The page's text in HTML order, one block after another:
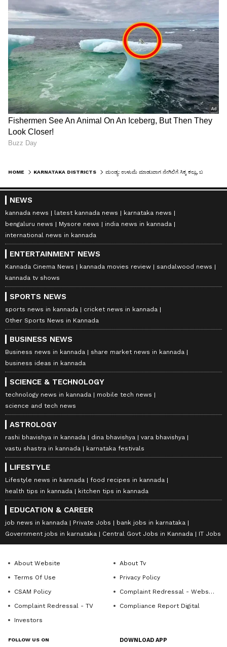
HOME KARNATAKA DISTRICTS
NEWS
kannada news latest kannada news
karnataka news
bengaluru news
Mysore news
india news in kannada
international news in kannada
ENTERTAINMENT NEWS
Kannada Cinema News kannada movies review
sandalwood news
kannada tv shows
SPORTS NEWS
sports news in kannada
cricket news in kannada
Other Sports News in Kannada
BUSINESS NEWS
Business news in kannada
share market news in kannada
business ideas in kannada
SCIENCE & TECHNOLOGY
technology news in kannada
mobile tech news
science and tech news
ASTROLOGY
rashi bhavishya in kannada dina bhavishya
vara bhavishya
vastu shastra in kannada
karnataka festivals
LIFESTYLE
Lifestyle news in kannada
food recipes in kannada
health tips in kannada
kitchen tips in kannada
EDUCATION & CAREER
job news in kannada Private Jobs
bank jobs in karnataka
Government jobs in karnataka
Central Govt Jobs in Kannada IT Jobs
About Website
About Tv
Terms Of Use
Privacy Policy
CSAM Policy
Complaint Redressal - Website
Complaint Redressal - TV
Compliance Report Digital
Investors
FOLLOW US ON DOWNLOAD APP